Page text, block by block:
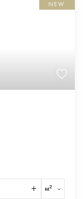
NEW
м²